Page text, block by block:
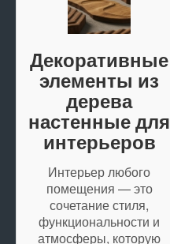
Декоративные
элементы из
дерева
настенные для
интерьеров
Интерьер любого
помещения — это
сочетание стиля,
функциональности и
атмосферы, которую